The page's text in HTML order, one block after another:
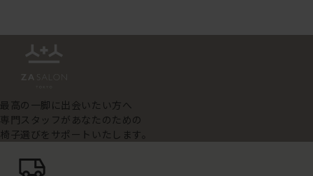
最高の一脚に出会いたい方へ
専門スタッフがあなたのための
椅子選びをサポートいたします。